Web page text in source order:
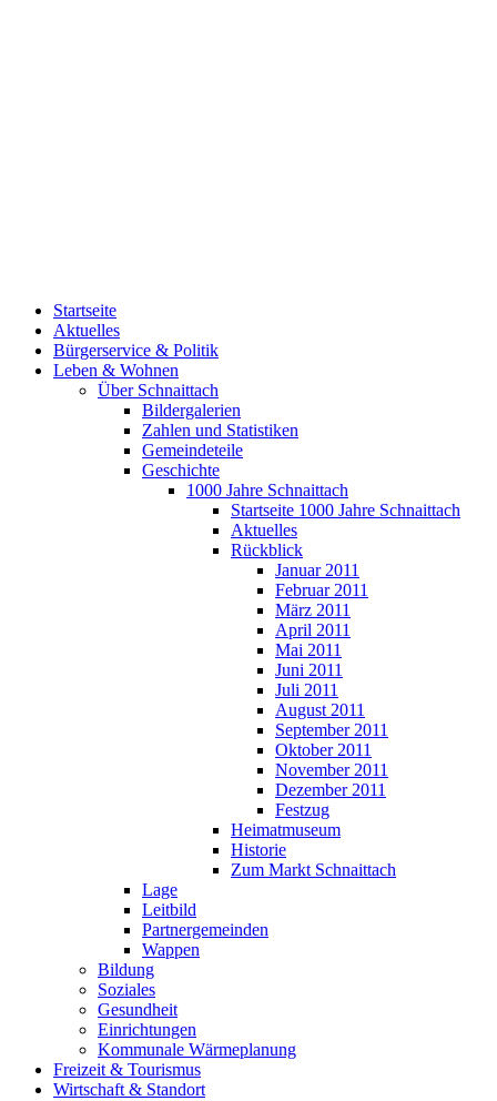
Startseite
Aktuelles
Bürgerservice & Politik
Leben & Wohnen
Über Schnaittach
Bildergalerien
Zahlen und Statistiken
Gemeindeteile
Geschichte
1000 Jahre Schnaittach
Startseite 1000 Jahre Schnaittach
Aktuelles
Rückblick
Januar 2011
Februar 2011
März 2011
April 2011
Mai 2011
Juni 2011
Juli 2011
August 2011
September 2011
Oktober 2011
November 2011
Dezember 2011
Festzug
Heimatmuseum
Historie
Zum Markt Schnaittach
Lage
Leitbild
Partnergemeinden
Wappen
Bildung
Soziales
Gesundheit
Einrichtungen
Kommunale Wärmeplanung
Freizeit & Tourismus
Wirtschaft & Standort